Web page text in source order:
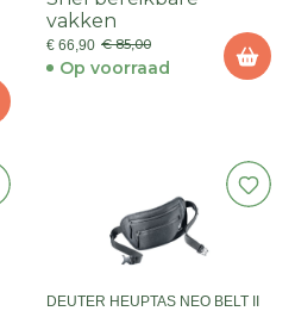
vakken
€ 66,90 € 85,00
Op voorraad
DEUTER HEUPTAS NEO BELT II